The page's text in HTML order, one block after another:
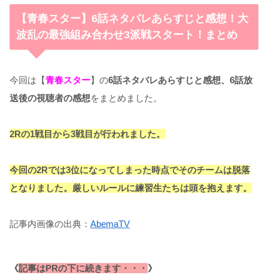
【青春スター】6話ネタバレあらすじと感想！大
波乱の最強組み合わせ3派戦スタート！まとめ
今回は【青春スター】の6話ネタバレあらすじと感想、6話放
送後の視聴者の感想をまとめました。
2Rの1戦目から3戦目が行われました。
今回の2Rでは3位になってしまった時点でそのチームは脱落
となりました。厳しいルールに練習生たちは頭を抱えます。
記事内画像の出典： AbemaTV
《記事はPRの下に続きます・・・ 》